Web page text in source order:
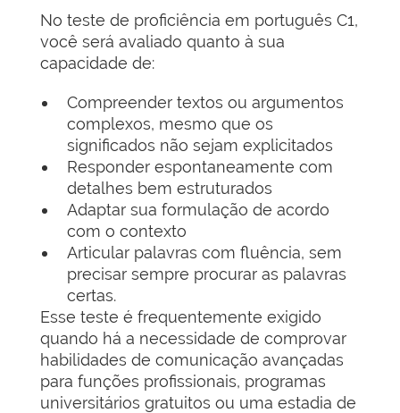
No teste de proficiência em português C1,
você será avaliado quanto à sua
capacidade de:
Compreender textos ou argumentos
complexos, mesmo que os
significados não sejam explicitados
Responder espontaneamente com
detalhes bem estruturados
Adaptar sua formulação de acordo
com o contexto
Articular palavras com fluência, sem
precisar sempre procurar as palavras
certas.
Esse teste é frequentemente exigido
quando há a necessidade de comprovar
habilidades de comunicação avançadas
para funções profissionais, programas
universitários gratuitos ou uma estadia de